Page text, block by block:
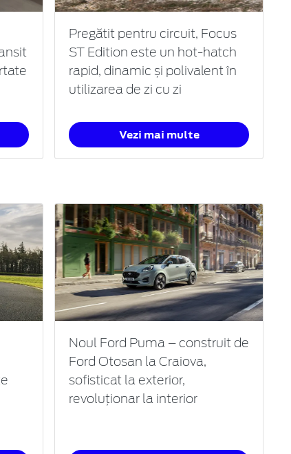
Pregătit pentru circuit, Focus
ST Edition este un hot-hatch
rapid, dinamic și polivalent în
utilizarea de zi cu zi
Vezi mai multe
Noul Ford Puma – construit de
Ford Otosan la Craiova,
sofisticat la exterior,
revoluționar la interior